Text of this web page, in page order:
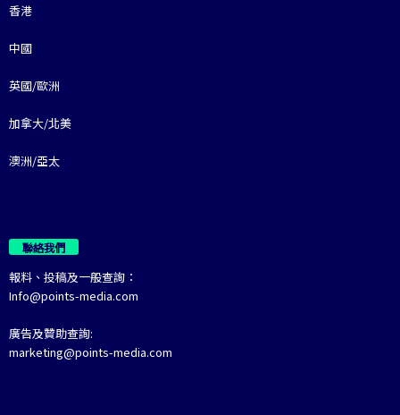
香港
中國
英國/歐洲
加拿大/北美
澳洲/亞太
聯絡我們
報料、投稿及一般查詢：
Info@points-media.com
廣告及贊助查詢:
marketing@points-media.com